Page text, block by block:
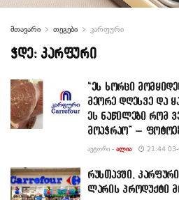
მთავარი თეგები კარფური
ჭდე: კარფური
“ეს ხორცი
მეორე დღესვე და
ეს ნაწილები რომ
მოაჭრაო” –
ᲐᲕᲢᲝᲠᲘ - ᲐᲚᲘᲐ 21:44
რუსთავში,
ლარის პროდუქტი